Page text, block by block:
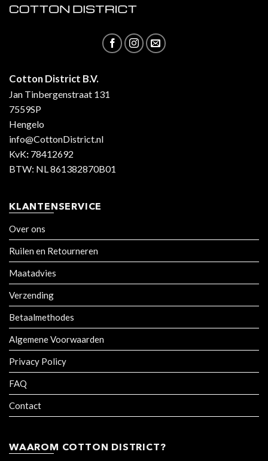
Cotton District B.V.
Jan Tinbergenstraat 131
7559SP
Hengelo
info@CottonDistrict.nl
KvK: 78412692
BTW: NL 861382870B01
KLANTENSERVICE
Over ons
Ruilen en Retourneren
Maatadvies
Verzending
Betaalmethodes
Algemene Voorwaarden
Privacy Policy
FAQ
Contact
WAAROM COTTON DISTRICT?